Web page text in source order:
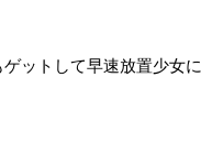
ットして早速放置少女に